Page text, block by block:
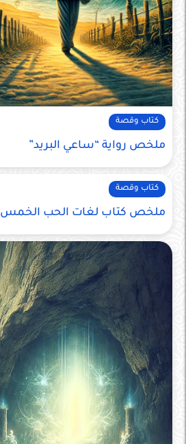
كتاب وقصة
ملخص رواية “ساعي البريد”
كتاب وقصة
ملخص كتاب لغات الحب الخمس